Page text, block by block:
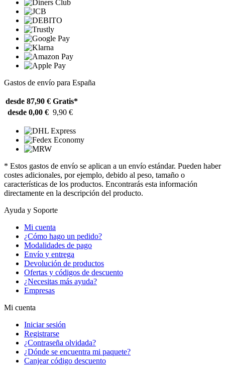
Gastos de envío para España
desde 87,90 € Gratis*
desde 0,00 € 9,90 €
* Estos gastos de envío se aplican a un envío estándar. Pueden haber
costes adicionales, por ejemplo, debido al peso, tamaño o
características de los productos. Encontrarás esta información
directamente en la descripción del producto.
Ayuda y Soporte
Mi cuenta
¿Cómo hago un pedido?
Modalidades de pago
Envío y entrega
Devolución de productos
Ofertas y códigos de descuento
¿Necesitas más ayuda?
Empresas
Mi cuenta
Iniciar sesión
Registrarse
¿Contraseña olvidada?
¿Dónde se encuentra mi paquete?
Canjear código descuento